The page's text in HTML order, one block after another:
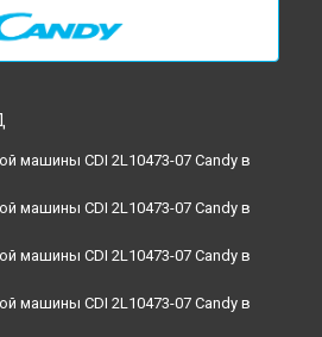
машины CDI 2L10473-07 Candy в
машины CDI 2L10473-07 Candy в
машины CDI 2L10473-07 Candy в
машины CDI 2L10473-07 Candy в